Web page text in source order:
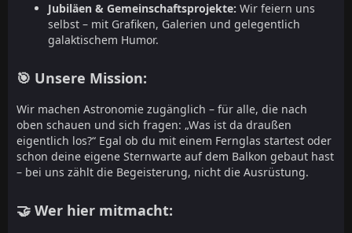
Jubiläen & Gemeinschaftsprojekte: Wir feiern uns
selbst – mit Grafiken, Galerien und gelegentlich
galaktischem Humor.
🎯 Unsere Mission:
Wir machen Astronomie zugänglich – für alle, die nach
oben schauen und sich fragen: „Was ist da draußen
eigentlich los?“ Egal ob du mit einem Fernglas startest oder
schon deine eigene Sternwarte auf dem Balkon gebaut hast
– bei uns zählt die Begeisterung, nicht die Ausrüstung.
🤝 Wer hier mitmacht: